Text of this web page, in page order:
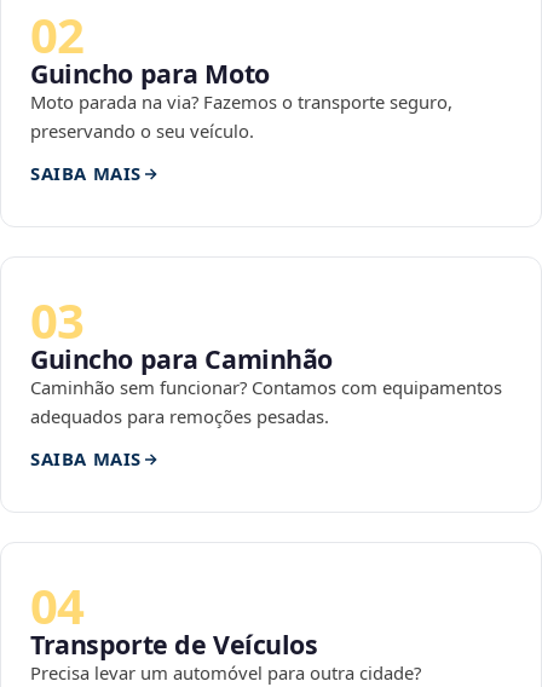
02
Guincho para Moto
Moto parada na via? Fazemos o transporte seguro,
preservando o seu veículo.
SAIBA MAIS
03
Guincho para Caminhão
Caminhão sem funcionar? Contamos com equipamentos
adequados para remoções pesadas.
SAIBA MAIS
04
Transporte de Veículos
Precisa levar um automóvel para outra cidade?